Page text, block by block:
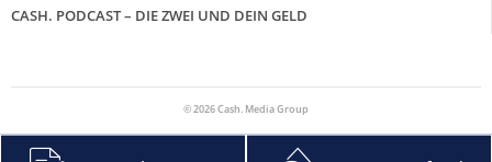
CASH. PODCAST – DIE ZWEI UND DEIN GELD
© 2026 Cash. Media Group